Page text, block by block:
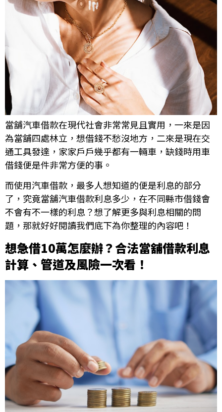
當舖汽車借款在現代社會非常常見且實用，一來是因
為當舖四處林立，想借錢不愁沒地方，二來是現在交
通工具發達，家家戶戶幾乎都有一輛車，缺錢時用車
借錢便是件非常方便的事。
而使用汽車借款，最多人想知道的便是利息的部分
了，究竟當舖汽車借款利息多少，在不同縣市借錢會
不會有不一樣的利息？想了解更多與利息相關的問
題，那就好好閱讀我們底下為你整理的內容吧！
想急借10萬怎麼辦？合法當舖借款利息
計算、管道及風險一次看！